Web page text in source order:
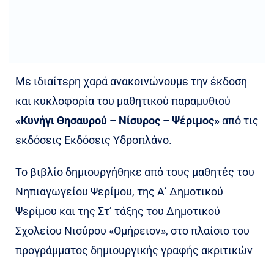
Με ιδιαίτερη χαρά ανακοινώνουμε την έκδοση
και κυκλοφορία του μαθητικού παραμυθιού
«Κυνήγι Θησαυρού – Νίσυρος – Ψέριμος»από τις
εκδόσεις Εκδόσεις Υδροπλάνο.
Το βιβλίο δημιουργήθηκε από τους μαθητές του
Νηπιαγωγείου Ψερίμου, της Α’ Δημοτικού
Ψερίμου και της Στ’ τάξης του Δημοτικού
Σχολείου Νισύρου «Ομήρειον», στο πλαίσιο του
προγράμματος δημιουργικής γραφής ακριτικών